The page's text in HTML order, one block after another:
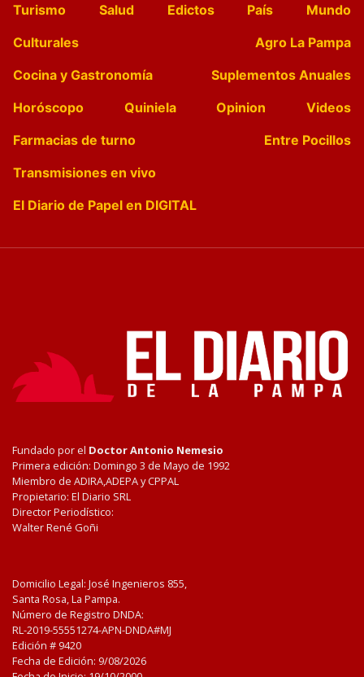
Turismo
Salud Edictos País
Mundo
Culturales
Agro La Pampa
Cocina y Gastronomía
Suplementos Anuales
Horóscopo
Quiniela Opinion
Videos
Farmacias de turno
Entre Pocillos
Transmisiones en vivo
El Diario de Papel en DIGITAL
Fundado por el Doctor Antonio Nemesio
Primera edición: Domingo 3 de Mayo de 1992
Miembro de ADIRA,ADEPA y CPPAL
Propietario: El Diario SRL
Director Periodístico:
Walter René Goñi
Domicilio Legal: José Ingenieros 855,
Santa Rosa, La Pampa.
Número de Registro DNDA:
RL-2019-55551274-APN-DNDA#MJ
Edición # 9420
Fecha de Edición: 9/08/2026